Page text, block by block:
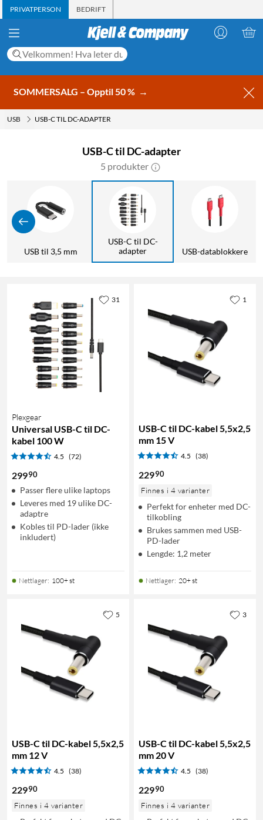
PRIVATPERSON BEDRIFT
SOMMERSALG – Opptil 50 % →
USB USB-C TIL DC-ADAPTER
USB-C til DC-adapter
5 produkter
USB til 3,5 mm
USB-C til DC-
adapter
USB-datablokkere
Plexgear
Universal USB-C til DC-
kabel 100 W
4.5 (72)
29990
Passer flere ulike laptops
Leveres med 19 ulike DC-
adaptre
Kobles til PD-lader (ikke
inkludert)
Nettlager: 100+ st
31
USB-C til DC-kabel 5,5x2,5
mm 15 V
4.5 (38)
22990
Finnes i 4 varianter
Perfekt for enheter med DC-
tilkobling
Brukes sammen med USB-
PD-lader
Lengde: 1,2 meter
Nettlager: 20+ st
1
USB-C til DC-kabel 5,5x2,5
mm 12 V
4.5 (38)
22990
Finnes i 4 varianter
5
USB-C til DC-kabel 5,5x2,5
mm 20 V
4.5 (38)
22990
Finnes i 4 varianter
3